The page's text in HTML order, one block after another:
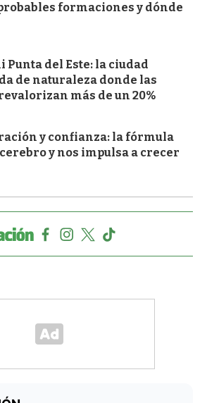
formaciones y dónde
Punta del Este: la ciudad
de naturaleza donde las
más de un 20%
y confianza: la fórmula
y nos impulsa a crecer